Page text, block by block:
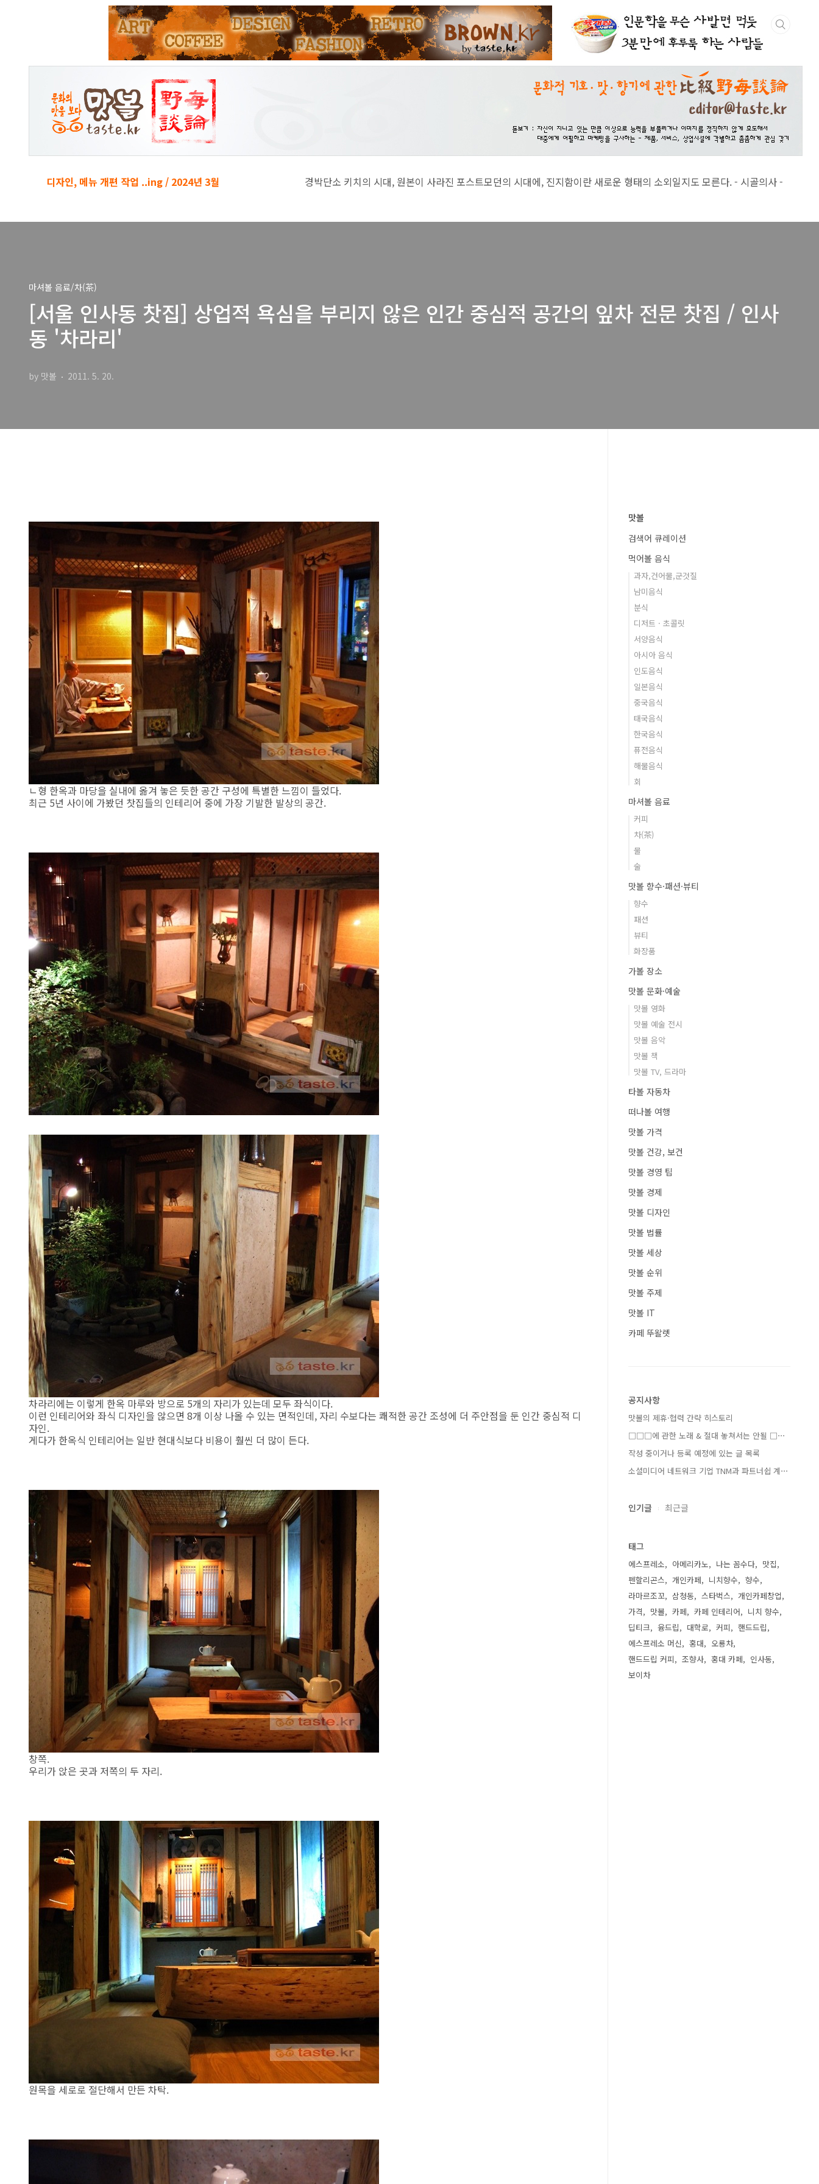
디자인, 메뉴 개편 작업 ..ing / 2024년 3월 경박단소 키치의 시대, 원본이 사라진 포스트모던의 시대에, 진지함이란 새로운 형태의 소외일지도 모른다. - 시골의사 -
마셔볼 음료/차(茶)
[서울 인사동 찻집] 상업적 욕심을 부리지 않은 인간 중심적 공간의 잎차 전문 찻집 / 인사
동 '차라리'
by 맛볼 2011. 5. 20.
ㄴ형 한옥과 마당을 실내에 옮겨 놓은 듯한 공간 구성에 특별한 느낌이 들었다.
최근 5년 사이에 가봤던 찻집들의 인테리어 중에 가장 기발한 발상의 공간.
차라리에는 이렇게 한옥 마루와 방으로 5개의 자리가 있는데 모두 좌식이다.
이런 인테리어와 좌식 디자인을 않으면 8개 이상 나올 수 있는 면적인데, 자리 수보다는 쾌적한 공간 조성에 더 주안점을 둔 인간 중심적 디
자인.
게다가 한옥식 인테리어는 일반 현대식보다 비용이 훨씬 더 많이 든다.
창쪽.
우리가 앉은 곳과 저쪽의 두 자리.
원목을 세로로 절단해서 만든 차탁.
맛볼
검색어 큐레이션
먹어볼 음식
과자,건어물,군것질
남미음식
분식
디저트 · 초콜릿
서양음식
아시아 음식
인도음식
일본음식
중국음식
태국음식
한국음식
퓨전음식
해물음식
회
마셔볼 음료
커피
차(茶)
물
술
맛볼 향수·패션·뷰티
향수
패션
뷰티
화장품
가볼 장소
맛볼 문화·예술
맛볼 영화
맛볼 예술 전시
맛볼 음악
맛볼 책
맛볼 TV, 드라마
타볼 자동차
떠나볼 여행
맛볼 가격
맛볼 건강, 보건
맛볼 경영 팁
맛볼 경제
맛볼 디자인
맛볼 법률
맛볼 세상
맛볼 순위
맛볼 주제
맛볼 IT
카페 뚜왈렛
공지사항
맛볼의 제휴·협력 간략 히스토리
□□□에 관한 노래 & 절대 놓쳐서는 안될 □⋯
작성 중이거나 등록 예정에 있는 글 목록
소셜미디어 네트워크 기업 TNM과 파트너쉽 계⋯
인기글 최근글
태그
에스프레소 아메리카노 나는 꼼수다
맛집
펜할리곤스
개인카페 니치향수
향수
라마르조꼬
삼청동 스타벅스
개인카페창업
가격
맛볼 카페 카페 인테리어
니치 향수
딥티크
융드립 대학로 커피
핸드드립
에스프레소 머신
홍대
오룡차
핸드드립 커피
조향사 홍대 카페
인사동
보이차